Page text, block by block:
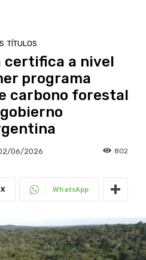
TÍTULOS
certifica a nivel
programa
carbono forestal
06/2026 802
X WhatsApp